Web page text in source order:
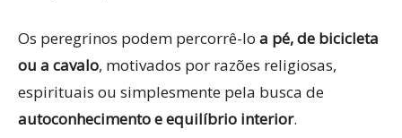
Os peregrinos podem percorrê-lo a pé, de bicicleta
ou a cavalo, motivados por razões religiosas,
espirituais ou simplesmente pela busca de
autoconhecimento e equilíbrio interior.